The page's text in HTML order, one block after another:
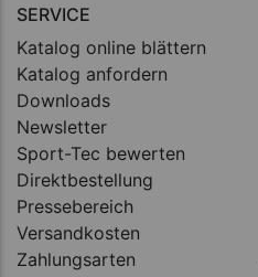
SERVICE
Katalog online blättern
Katalog anfordern
Downloads
Newsletter
Sport-Tec bewerten
Direktbestellung
Pressebereich
Versandkosten
Zahlungsarten